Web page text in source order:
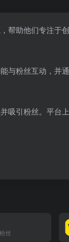
帮助他们专注于
与粉丝互动，并
吸引粉丝。平台
丝